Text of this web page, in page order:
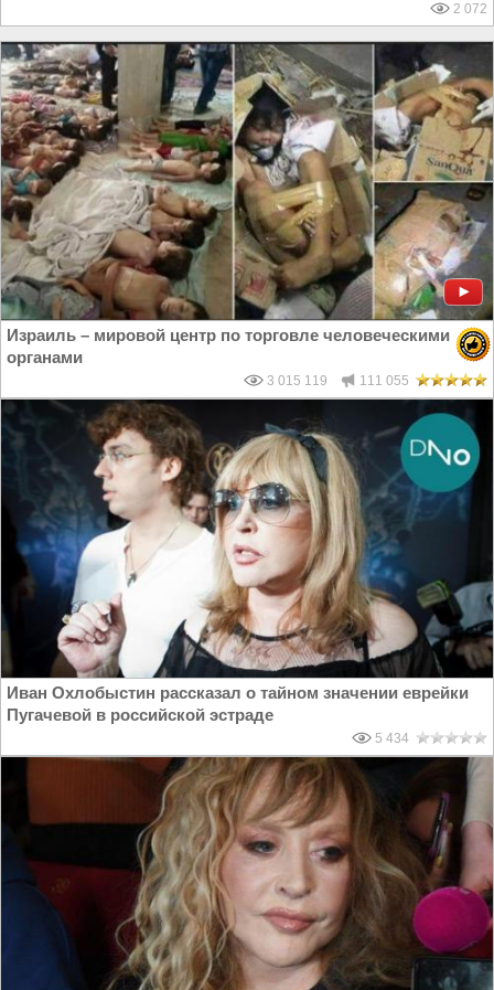
2 072
Израиль – мировой центр по торговле человеческими
органами
3 015 119 111 055
Иван Охлобыстин рассказал о тайном значении еврейки
Пугачевой в российской эстраде
5 434